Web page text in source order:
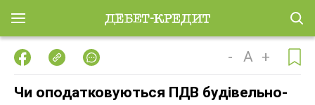
- A +
Чи оподатковуються ПДВ будівельно-